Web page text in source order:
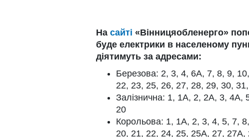
На сайті «Вінницяобленерго»
буде електрики в населеному
діятимуть за адресами:
Березова: 2, 3, 4, 6А, 7, 8, 9,
22, 23, 25, 26, 27, 28, 29, 30,
Залізнична: 1, 1А, 2, 2А, 3, 4А,
20
Корольова: 1, 1А, 2, 3, 4, 5, 7,
20, 21, 22, 24, 25, 25А, 27,